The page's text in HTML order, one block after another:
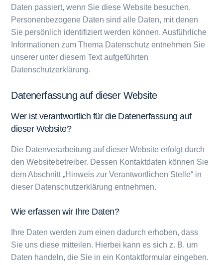
Ratgeber
Karriere
Daten passiert, wenn Sie diese Website besuchen.
Personenbezogene Daten sind alle Daten, mit denen
Sie persönlich identifiziert werden können. Ausführliche
Informationen zum Thema Datenschutz entnehmen Sie
unserer unter diesem Text aufgeführten
Datenschutzerklärung.
Datenerfassung auf dieser Website
Wer ist verantwortlich für die Datenerfassung auf
dieser Website?
Die Datenverarbeitung auf dieser Website erfolgt durch
den Websitebetreiber. Dessen Kontaktdaten können Sie
dem Abschnitt „Hinweis zur Verantwortlichen Stelle“ in
dieser Datenschutzerklärung entnehmen.
Wie erfassen wir Ihre Daten?
Ihre Daten werden zum einen dadurch erhoben, dass
Sie uns diese mitteilen. Hierbei kann es sich z. B. um
Daten handeln, die Sie in ein Kontaktformular eingeben.